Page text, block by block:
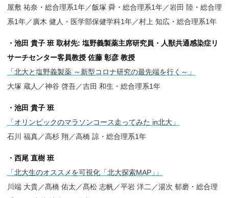
屋敷 祐奈・総合理系1年／飯塚 舜・総合理系1年／岩田 陸・総合理
系1年／廣木 健人・医学部保健学科1年／村上 知広・総合理系1年
・池田 貴子 班 取材先: 塩野義製薬主席研究員・人獣共通感染症リ
サーチセンター客員教授 佐藤 彰彦 教授
「北大と塩野義製薬 ～新型コロナ研究の最先端を行く～」
大塚 蔵人／神谷 啓吾／吉田 和生・総合理系1年
・池田 貴子 班
「オリンピックのマラソンコース走ってみた in北大」
石川 福真／高杉 翔／高橋 諒・総合理系1年
・西尾 直樹 班
「北大生のオススメを可視化「北大探索MAP 」 」
川端 大貴／髙橋 佑太／髙松 志帆／平岩 洋二／湯次 郁磨・総合理